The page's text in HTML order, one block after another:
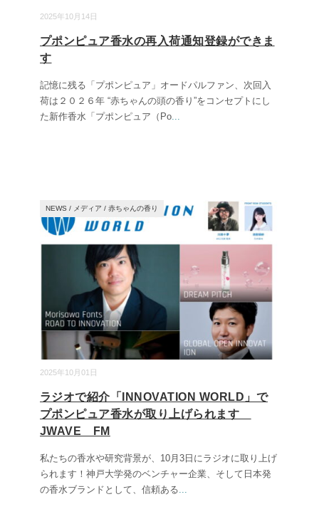
2025年10月14日
プポンピュア香水の再入荷通知登録ができま
す
記憶に残る「プポンピュア」オードパルファン、次回入
荷は２０２６年 “赤ちゃんの頭の香り”をコンセプトにし
た新作香水「プポンピュア（Po...
2025年10月01日
NEWS / メディア / 赤ちゃんの香り
ラジオで紹介「INNOVATION WORLD」で
プポンピュア香水が取り上げられます
JWAVE FM
私たちの香水や研究背景が、10月3日にラジオに取り上げ
られます！神戸大学発のベンチャー企業、そして日本発
の香水ブランドとして、信頼ある...